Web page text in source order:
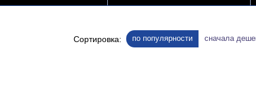
Сортировка: по популярности сначала